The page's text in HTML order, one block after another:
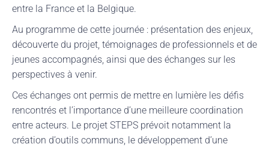
entre la France et la Belgique.
Au programme de cette journée : présentation des enjeux,
découverte du projet, témoignages de professionnels et de
jeunes accompagnés, ainsi que des échanges sur les
perspectives à venir.
Ces échanges ont permis de mettre en lumière les défis
rencontrés et l’importance d’une meilleure coordination
entre acteurs. Le projet STEPS prévoit notamment la
création d’outils communs, le développement d’une